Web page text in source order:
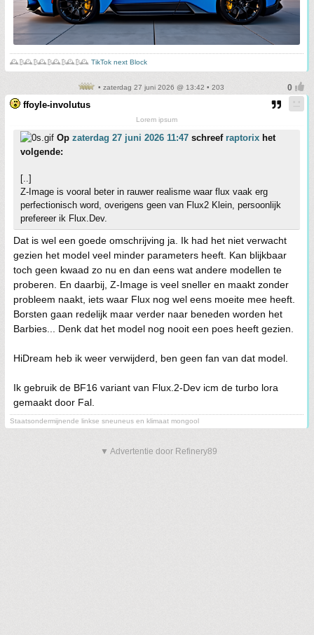
🕰️₿🕰️₿🕰️₿🕰️₿🕰️₿🕰️ TikTok next Block
• zaterdag 27 juni 2026 @ 13:42 • 203
ffoyle-involutus
Lorem ipsum
Op zaterdag 27 juni 2026 11:47 schreef raptorix het
volgende:
[..]
Z-Image is vooral beter in rauwer realisme waar flux vaak erg
perfectionisch word, overigens geen van Flux2 Klein, persoonlijk
prefereer ik Flux.Dev.
Dat is wel een goede omschrijving ja. Ik had het niet verwacht
gezien het model veel minder parameters heeft. Kan blijkbaar
toch geen kwaad zo nu en dan eens wat andere modellen te
proberen. En daarbij, Z-Image is veel sneller en maakt zonder
probleem naakt, iets waar Flux nog wel eens moeite mee heeft.
Borsten gaan redelijk maar verder naar beneden worden het
Barbies... Denk dat het model nog nooit een poes heeft gezien.
HiDream heb ik weer verwijderd, ben geen fan van dat model.
Ik gebruik de BF16 variant van Flux.2-Dev icm de turbo lora
gemaakt door Fal.
Staatsondermijnende linkse sneuneus en klimaat mongool
▼ Advertentie door Refinery89